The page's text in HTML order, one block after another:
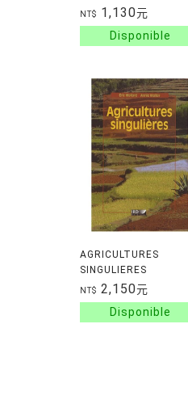
NT$ 1,130元
AGRICULTURES
SINGULIERES
NT$ 2,150元